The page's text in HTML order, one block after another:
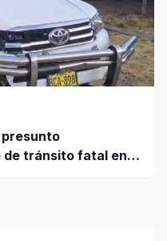
presunto
de tránsito fatal en